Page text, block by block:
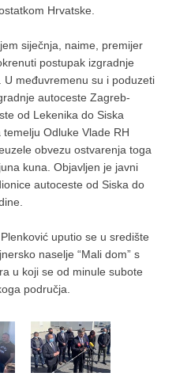
Hrvatske.
siječnja, naime, premijer
postupak izgradnje
međuvremenu su i poduzeti
autoceste Zagreb-
od Lekenika do Siska
Odluke Vlade RH
obvezu ostvarenja toga
kuna. Objavljen je javni
autoceste od Siska do
uputio se u središte
naselje “Mali dom” s
u koji se od minule subote
područja.